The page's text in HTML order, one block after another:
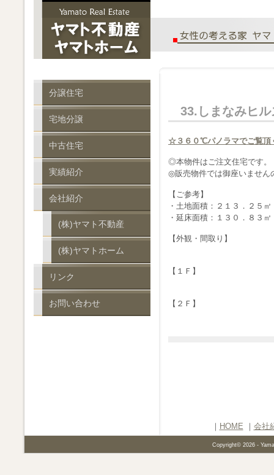
分譲住宅
宅地分譲
中古住宅
実績紹介
会社紹介
(株)ヤマト不動産
(株)ヤマトホーム
リンク
お問い合わせ
33.しまなみヒル
☆３６０℃パノラマでご覧頂
◎本物件はご注文住宅です。
◎販売物件では御座いません
【ご参考】
・土地面積：２１３．２５
・延床面積：１３０．８３
【外観・間取り】
【１Ｆ】
【２Ｆ】
｜ HOME ｜ 会社
Copyright© 2026 -